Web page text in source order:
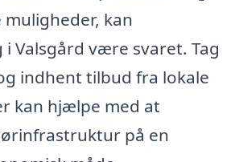
kan
Valsgård være svaret. Tag
indhent tilbud fra lokale
kan hjælpe med at
på en